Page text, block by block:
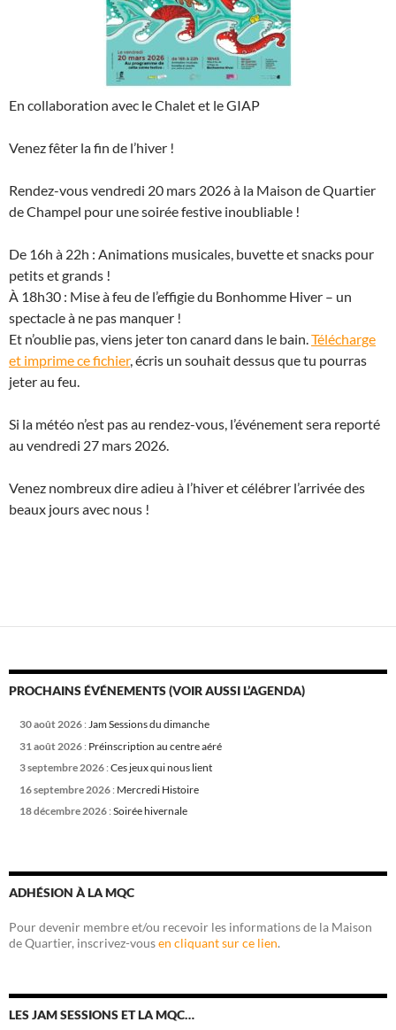
En collaboration avec le Chalet et le GIAP
Venez fêter la fin de l’hiver !
Rendez-vous vendredi 20 mars 2026 à la Maison de Quartier
de Champel pour une soirée festive inoubliable !
De 16h à 22h : Animations musicales, buvette et snacks pour
petits et grands !
À 18h30 : Mise à feu de l’effigie du Bonhomme Hiver – un
spectacle à ne pas manquer !
Et n’oublie pas, viens jeter ton canard dans le bain.Télécharge
et imprime ce fichier, écris un souhait dessus que tu pourras
jeter au feu.
Si la météo n’est pas au rendez-vous, l’événement sera reporté
au vendredi 27 mars 2026.
Venez nombreux dire adieu à l’hiver et célébrer l’arrivée des
beaux jours avec nous !
PROCHAINS ÉVÉNEMENTS (VOIR AUSSI L’AGENDA)
30 août 2026: Jam Sessions du dimanche
31 août 2026: Préinscription au centre aéré
3 septembre 2026: Ces jeux qui nous lient
16 septembre 2026: Mercredi Histoire
18 décembre 2026: Soirée hivernale
ADHÉSION À LA MQC
Pour devenir membre et/ou recevoir les informations de la Maison
de Quartier, inscrivez-vousen cliquant sur ce lien.
LES JAM SESSIONS ET LA MQC…